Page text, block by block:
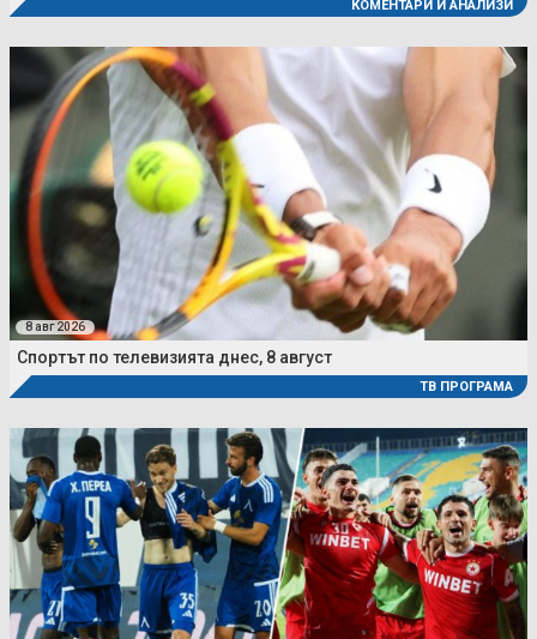
КОМЕНТАРИ И АНАЛИЗИ
8 авг 2026
Спортът по телевизията днес, 8 август
ТВ ПРОГРАМА